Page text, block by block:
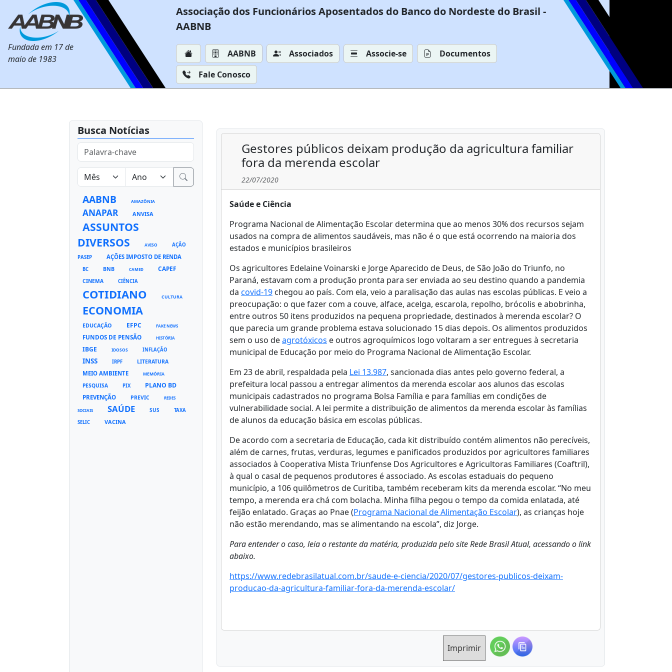
Fundada em 17 de
maio de 1983
Associação dos Funcionários Aposentados do Banco do Nordeste do Brasil -
AABNB
AABNB Associados Associe-se
Documentos
Fale Conosco
Busca Notícias
AABNB AMAZÔNIA
ANAPAR ANVISA
ASSUNTOS
DIVERSOS
AVISO
AÇÃO
PASEP
AÇÕES IMPOSTO DE RENDA
BC BNB CAMED CAPEF
CINEMA CIÊNCIA
COTIDIANO CULTURA
ECONOMIA
EDUCAÇÃO EFPC FAKE NEWS
FUNDOS DE PENSÃO HISTÓRIA
IBGE IDOSOS INFLAÇÃO
INSS IRPF LITERATURA
MEIO AMBIENTE MEMÓRIA
PESQUISA PIX PLANO BD
PREVENÇÃO PREVIC REDES
SOCIAIS SAÚDE SUS
TAXA
SELIC
VACINA
Gestores públicos deixam produção da agricultura familiar
fora da merenda escolar
22/07/2020
Saúde e Ciência
Programa Nacional de Alimentação Escolar determina que ao menos 30% dos recursos sejam
usados na compra de alimentos saudáveis, mas não é o que está ocorrendo na maioria dos
estados e municípios brasileiros
Os agricultores Edelaine Voinarski e Jorge Aparecido de Deus, de São João do Triunfo, no
Paraná, estavam com a produção pronta para ser enviada ao seu destino quando a pandemia
da covid-19 chegou ao país. Com ela, veio a paralisação das aulas nas escolas públicas. E veio a
preocupação: o que fazer com a couve, alface, acelga, escarola, repolho, brócolis e abobrinha,
entre outros 50 itens produzidos na pequena propriedade, destinados à merenda escolar? O
que parecia um grande problema estava solucionado 15 dias depois. Os alimentos produzidos
sem o uso deagrotóxicos e outros agroquímicos logo voltaram a ser entregues à secretaria
municipal de Educação por meio do Programa Nacional de Alimentação Escolar.
Em 23 de abril, respaldada pela Lei 13.987, sancionada dias antes pelo governo federal, a
prefeitura local passou a entregar alimentos da merenda escolar aos alunos das escolas
municipais cadastrados no programa Bolsa Família e para famílias em condições de
vulnerabilidade social. A lei permite a distribuição de alimentos da merenda escolar às famílias
de alunos da educação básica em escolas públicas.
De acordo com a secretaria de Educação, cada kit distribuído contém alimentos não perecíveis,
além de carnes, frutas, verduras, legumes e panificados produzidos por agricultores familiares
associados à Cooperativa Mista Triunfense Dos Agricultores e Agricultoras Familiares (Coaftril),
à qual o casal de pequenos produtores é associado. As escolas estaduais do pequeno
município, a 106 quilômetros de Curitiba, também receberam kits da merenda escolar. “No meu
tempo, a merenda era chá com bolacha. Minha filha pegou o tempo da comida enlatada, até
feijão enlatado. Graças ao Pnae (Programa Nacional de Alimentação Escolar), as crianças hoje
não estão merendando, mas se alimentando na escola”, diz Jorge.
Para entender o caso, leia o restante da matéria, produzida pelo site Rede Brasil Atual, acessando o link
abaixo.
https://www.redebrasilatual.com.br/saude-e-ciencia/2020/07/gestores-publicos-deixam-
producao-da-agricultura-familiar-fora-da-merenda-escolar/
Imprimir